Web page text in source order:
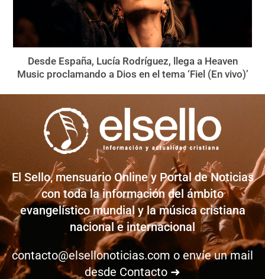
Desde España, Lucía Rodríguez, llega a Heaven
Music proclamando a Dios en el tema ‘Fiel (En vivo)’
El Sello, mensuario Online y Portal de Noticias
con toda la información del ámbito
evangelístico mundial y la música cristiana
nacional e internacional
contacto@elsellonoticias.com o envíe un mail
desde Contacto ➜